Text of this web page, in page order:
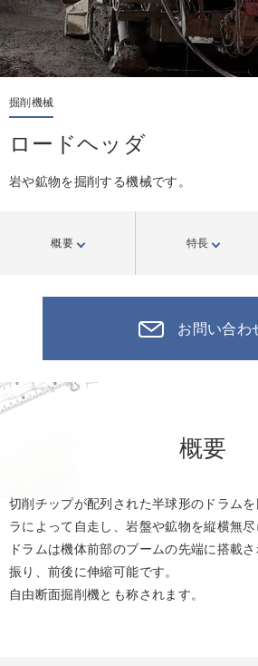
掘削機械
ロードヘッダ
岩や鉱物を掘削する機械です。
概要 特長
お問い合わ
概要
切削チップが配列された半球形のドラム
ラによって自走し、岩盤や鉱物を縦横無尽
ドラムは機体前部のブームの先端に搭載
振り、前後に伸縮可能です。
自由断面掘削機とも称されます。